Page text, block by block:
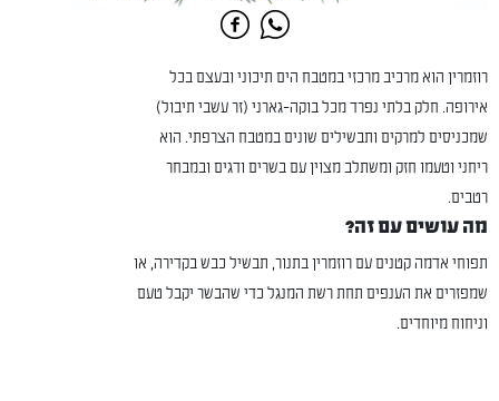
רוזמרין הוא מרכיב מרכזי במטבח הים תיכוני ובעצם בכל
אירופה. חלק בלתי נפרד מכל בוקה-גארני (זר עשבי תיבול)
שמכניסים למרקים ותבשילים שונים במטבח הצרפתי. הוא
ריחני וטעמו חזק ומשתלב מצוין עם בשרים ודגים ובמבחר
רטבים.
מה עושים עם זה?
תפוחי אדמה קטנים עם רוזמרין בתנור, תבשיל כבש בקדירה, או
שמפזרים את הענפים תחת רשת המנגל כדי שהבשר יקבל טעם
וניחוח מיוחדים.